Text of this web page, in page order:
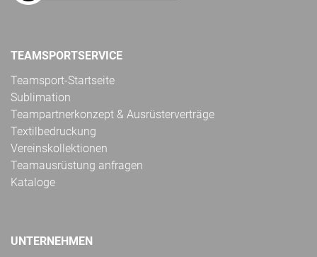
TEAMSPORTSERVICE
Teamsport-Startseite
Sublimation
Teampartnerkonzept & Ausrüsterverträge
Textilbedruckung
Vereinskollektionen
Teamausrüstung anfragen
Kataloge
UNTERNEHMEN